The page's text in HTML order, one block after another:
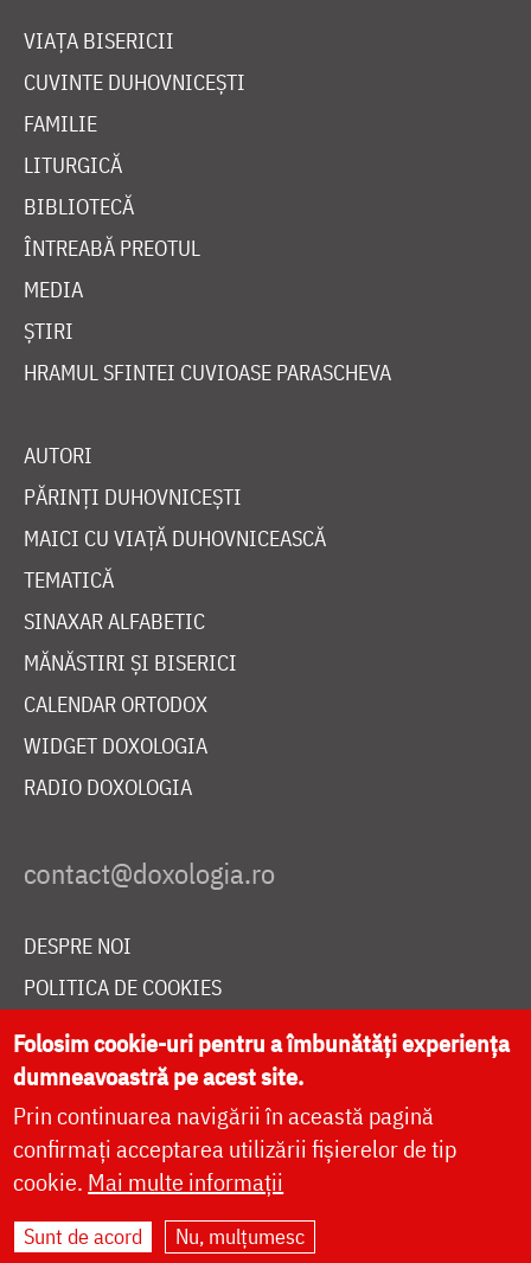
VIAȚA BISERICII
CUVINTE DUHOVNICEȘTI
FAMILIE
LITURGICĂ
BIBLIOTECĂ
ÎNTREABĂ PREOTUL
MEDIA
ȘTIRI
HRAMUL SFINTEI CUVIOASE PARASCHEVA
AUTORI
PĂRINȚI DUHOVNICEȘTI
MAICI CU VIAȚĂ DUHOVNICEASCĂ
TEMATICĂ
SINAXAR ALFABETIC
MĂNĂSTIRI ȘI BISERICI
CALENDAR ORTODOX
WIDGET DOXOLOGIA
RADIO DOXOLOGIA
DESPRE NOI
POLITICA DE COOKIES
DONEAZĂ ONLINE PENTRU CATEDRALA NAȚIONALĂ
LIVE
Site dezvoltat deDOXOLOGIA MEDIA
Folosim cookie-uri pentru a îmbunătăți experiența
dumneavoastră pe acest site.
Prin continuarea navigării în această pagină
confirmați acceptarea utilizării fișierelor de tip
cookie. Mai multe informații
Sunt de acord Nu, mulțumesc